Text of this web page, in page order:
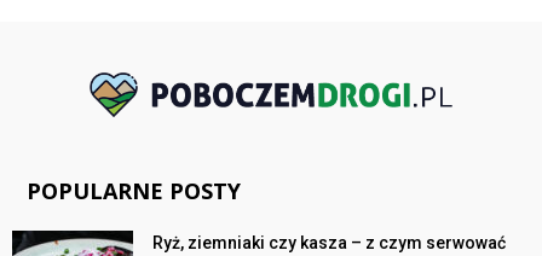
POPULARNE POSTY
Ryż, ziemniaki czy kasza – z czym serwować